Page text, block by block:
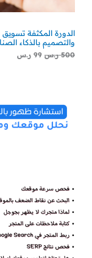
الدورة المكثفة
والتصميم بالذكاء
500 ر.س 99 ر.س
500 ر.س.
300